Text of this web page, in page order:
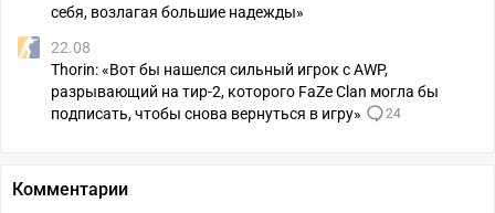
себя, возлагая большие надежды»
22.08
Thorin: «Вот бы нашелся сильный игрок с AWP,
разрывающий на тир-2, которого FaZe Clan могла бы
подписать, чтобы снова вернуться в игру»
24
Комментарии